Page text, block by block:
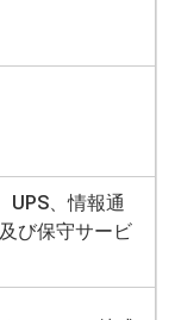
UPS、情報通
び保守サービ